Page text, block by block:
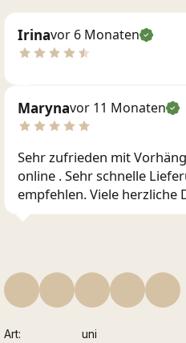
Irinavor 6 Monaten
Marynavor 11 Monaten
Sehr zufrieden mit
online . Sehr schnelle
empfehlen. Viele herzliche
Art uni